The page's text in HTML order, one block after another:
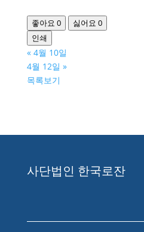
좋아요 0 싫어요 0
인쇄
« 4월 10일
4월 12일 »
목록보기
사단법인 한국로잔